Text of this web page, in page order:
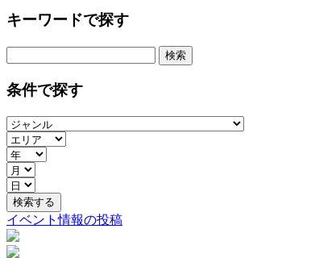
キーワードで探す
条件で探す
イベント情報の投稿